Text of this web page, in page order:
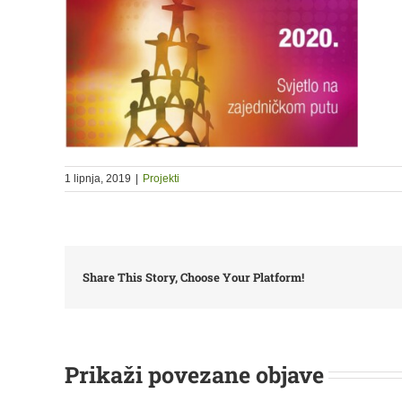
1 lipnja, 2019 | Projekti
Share This Story, Choose Your Platform!
Prikaži povezane objave